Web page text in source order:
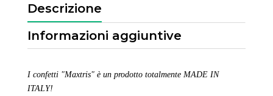
Descrizione
Informazioni aggiuntive
I confetti "Maxtris" è un prodotto totalmente MADE IN
ITALY!